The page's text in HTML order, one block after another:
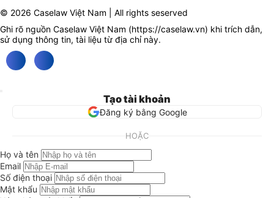
© 2026 Caselaw Việt Nam | All rights seserved
Ghi rõ nguồn Caselaw Việt Nam (https://caselaw.vn) khi trích dẫn,
sử dụng thông tin, tài liệu từ địa chỉ này.
Tạo tài khoản
Đăng ký bằng Google
HOẶC
Họ và tên
Email
Số điện thoại
Mật khẩu